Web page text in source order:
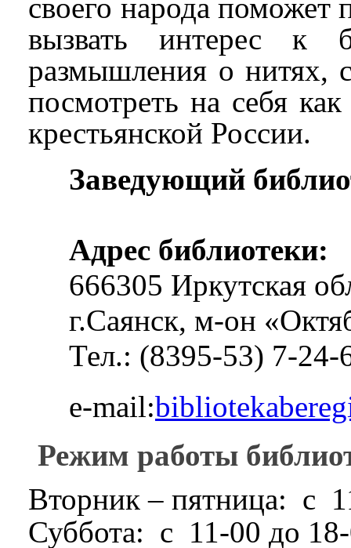
своего народа
вызвать интерес к
размышления о нитях,
посмотреть на себя
крестьянской России.
Заведующий
Адрес библиотеки:
666305 Иркутская
г.Саянск, м-он
Тел.: (8395-53) 7-24-
e-mail:
Режим работы
Вторник – пятница: с
Суббота: с 11-00 до